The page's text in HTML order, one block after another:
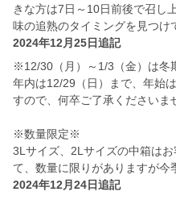
きな方は7日～10日前後で召し
味の追熟のタイミングを見つけ
2024年12月25日追記
※12/30（月）～1/3（金）は冬
年内は12/29（日）まで、年始
すので、何卒ご了承くださいま
※数量限定※
3Lサイズ、2Lサイズの中箱は
て、数量に限りがありますが今
2024年12月24日追記